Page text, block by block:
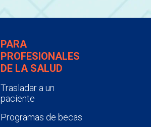
PARA
PROFESIONALES
DE LA SALUD
Trasladar a un
paciente
Programas de becas